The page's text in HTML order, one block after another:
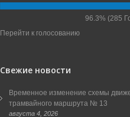
96.3% (285
Перейти к голосованию
Свежие новости
Временное изменение схемы
трамвайного маршрута № 13
августа 4, 2026